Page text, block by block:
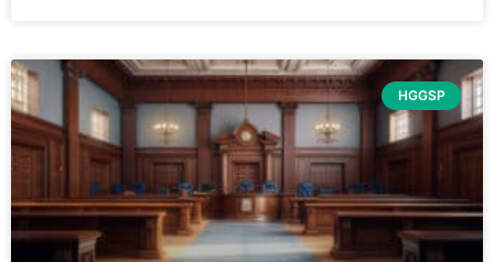
HGGSP